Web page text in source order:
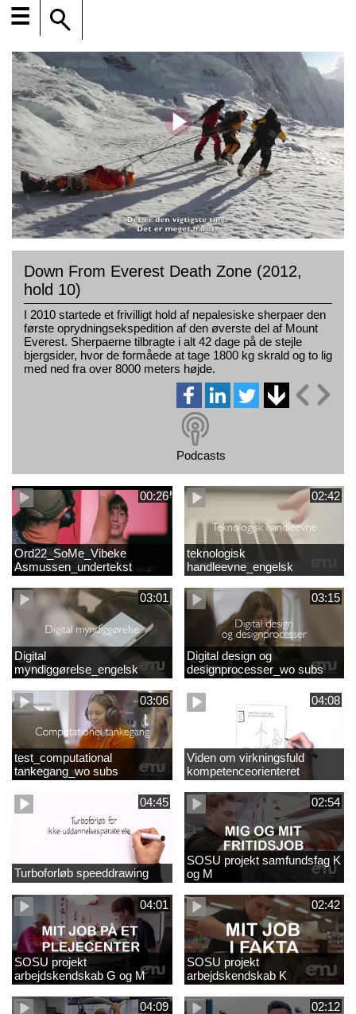
☰
Down From Everest Death Zone (2012,
hold 10)
I 2010 startede et frivilligt hold af nepalesiske sherpaer den
første oprydningsekspedition af den øverste del af Mount
Everest. Sherpaerne tilbragte i alt 42 dage på de stejle
bjergsider, hvor de formåede at tage 1800 kg skrald og to lig
med ned fra over 8000 meters højde.
Podcasts
00:26
Ord22_SoMe_Vibeke
Asmussen_undertekst
02:42
teknologisk
handleevne_engelsk
03:01
Digital
myndiggørelse_engelsk
03:15
Digital design og
designprocesser_wo subs
03:06
test_computational
tankegang_wo subs
04:08
Viden om virkningsfuld
kompetenceorienteret
naturfagsundervisning
04:45
Turboforløb speeddrawing
02:54
SOSU projekt samfundsfag K
og M
04:01
SOSU projekt
arbejdskendskab G og M
02:42
SOSU projekt
arbejdskendskab K
04:09 02:12